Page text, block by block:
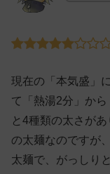
現在の「本気盛」
て「熱湯2分」から
と4種類の太さが
の太麺なのですが
太麺で、がっしり